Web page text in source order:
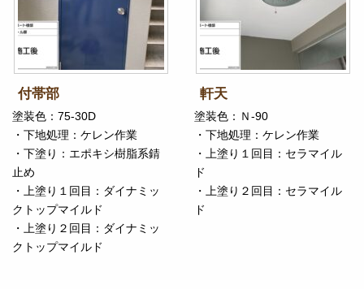
付帯部
塗装色：75-30D
・下地処理：ケレン作業
・下塗り：エポキシ樹脂系錆
止め
・上塗り１回目：ダイナミッ
クトップマイルド
・上塗り２回目：ダイナミッ
クトップマイルド
軒天
塗装色：Ｎ-90
・下地処理：ケレン作業
・上塗り１回目：セラマイル
ド
・上塗り２回目：セラマイル
ド